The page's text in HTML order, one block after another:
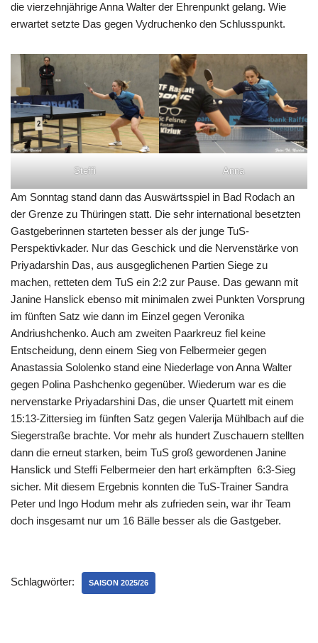
die vierzehnjährige Anna Walter der Ehrenpunkt gelang. Wie
erwartet setzte Das gegen Vydruchenko den Schlusspunkt.
Steffi Anna
Am Sonntag stand dann das Auswärtsspiel in Bad Rodach an
der Grenze zu Thüringen statt. Die sehr international besetzten
Gastgeberinnen starteten besser als der junge TuS-
Perspektivkader. Nur das Geschick und die Nervenstärke von
Priyadarshin Das, aus ausgeglichenen Partien Siege zu
machen, retteten dem TuS ein 2:2 zur Pause. Das gewann mit
Janine Hanslick ebenso mit minimalen zwei Punkten Vorsprung
im fünften Satz wie dann im Einzel gegen Veronika
Andriushchenko. Auch am zweiten Paarkreuz fiel keine
Entscheidung, denn einem Sieg von Felbermeier gegen
Anastassia Sololenko stand eine Niederlage von Anna Walter
gegen Polina Pashchenko gegenüber. Wiederum war es die
nervenstarke Priyadarshini Das, die unser Quartett mit einem
15:13-Zittersieg im fünften Satz gegen Valerija Mühlbach auf die
Siegerstraße brachte. Vor mehr als hundert Zuschauern stellten
dann die erneut starken, beim TuS groß gewordenen Janine
Hanslick und Steffi Felbermeier den hart erkämpften 6:3-Sieg
sicher. Mit diesem Ergebnis konnten die TuS-Trainer Sandra
Peter und Ingo Hodum mehr als zufrieden sein, war ihr Team
doch insgesamt nur um 16 Bälle besser als die Gastgeber.
Schlagwörter: SAISON 2025/26